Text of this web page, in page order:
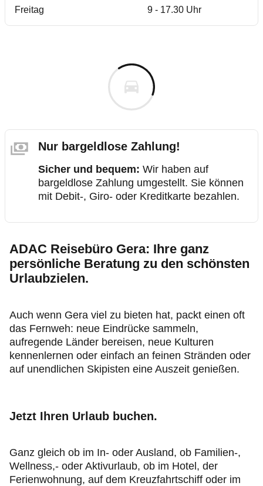
Freitag 9 - 17.30 Uhr
Nur bargeldlose Zahlung!
Sicher und bequem: Wir haben auf
bargeldlose Zahlung umgestellt. Sie können
mit Debit-, Giro- oder Kreditkarte bezahlen.
ADAC Reisebüro Gera: Ihre ganz
persönliche Beratung zu den schönsten
Urlaubzielen.
Auch wenn Gera viel zu bieten hat, packt einen oft
das Fernweh: neue Eindrücke sammeln,
aufregende Länder bereisen, neue Kulturen
kennenlernen oder einfach an feinen Stränden oder
auf unendlichen Skipisten eine Auszeit genießen.
Jetzt Ihren Urlaub buchen.
Ganz gleich ob im In- oder Ausland, ob Familien-,
Wellness,- oder Aktivurlaub, ob im Hotel, der
Ferienwohnung, auf dem Kreuzfahrtschiff oder im